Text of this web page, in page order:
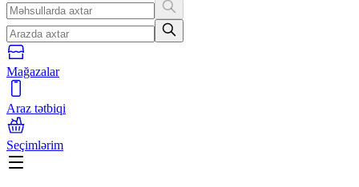
Mağazalar
Araz tətbiqi
Seçimlərim